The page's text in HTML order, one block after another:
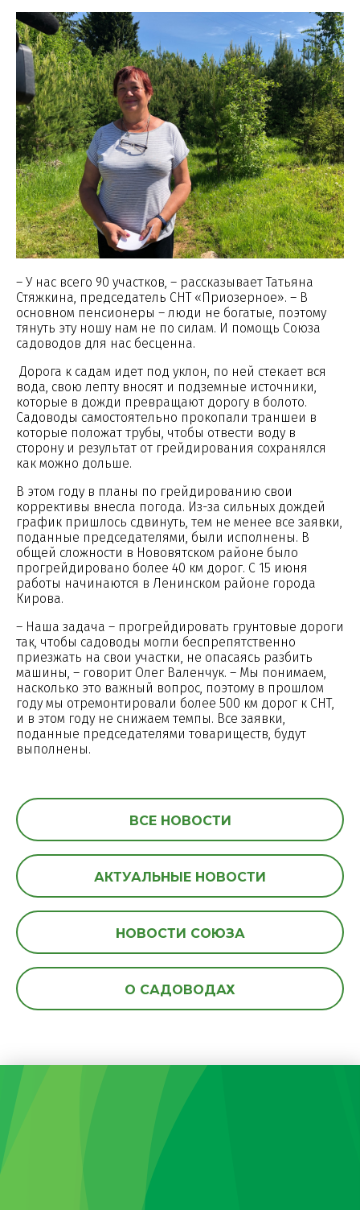
– У нас всего 90 участков, – рассказывает Татьяна
Стяжкина, председатель СНТ «Приозерное». – В
основном пенсионеры – люди не богатые, поэтому
тянуть эту ношу нам не по силам. И помощь Союза
садоводов для нас бесценна.
Дорога к садам идет под уклон, по ней стекает вся
вода, свою лепту вносят и подземные источники,
которые в дожди превращают дорогу в болото.
Садоводы самостоятельно прокопали траншеи в
которые положат трубы, чтобы отвести воду в
сторону и результат от грейдирования сохранялся
как можно дольше.
В этом году в планы по грейдированию свои
коррективы внесла погода. Из-за сильных дождей
график пришлось сдвинуть, тем не менее все заявки,
поданные председателями, были исполнены. В
общей сложности в Нововятском районе было
прогрейдировано более 40 км дорог. С 15 июня
работы начинаются в Ленинском районе города
Кирова.
– Наша задача – прогрейдировать грунтовые дороги
так, чтобы садоводы могли беспрепятственно
приезжать на свои участки, не опасаясь разбить
машины, – говорит Олег Валенчук. – Мы понимаем,
насколько это важный вопрос, поэтому в прошлом
году мы отремонтировали более 500 км дорог к СНТ,
и в этом году не снижаем темпы. Все заявки,
поданные председателями товариществ, будут
выполнены.
ВСЕ НОВОСТИ
АКТУАЛЬНЫЕ НОВОСТИ
НОВОСТИ СОЮЗА
О САДОВОДАХ